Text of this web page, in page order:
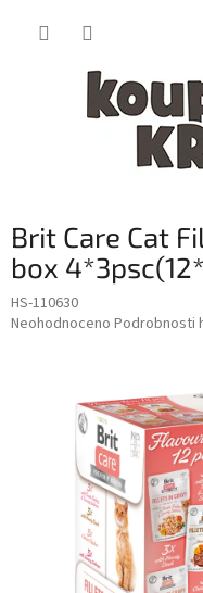
Brit Care Cat
box
HS-110630
Průměrné
hvězdiček.
Neohodnoceno Podrobnosti